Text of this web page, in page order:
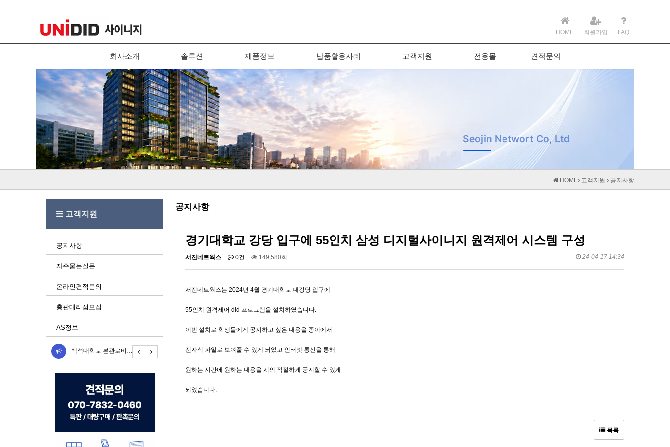
HOME 회원가입 FAQ
회사소개 솔루션 제품정보 납품활용사례 고객지원 전용몰 견적문의
HOME 고객지원 공지사항
공지사항
경기대학교 강당 입구에 55인치 삼성 디지털사이니지 원격제어 시스템 구성
서진네트웍스 0건 149,580회 24-04-17 14:34
서진네트웍스는 2024년 4월 경기대학교 대강당 입구에
55인치 원격제어 did 프로그램을 설치하였습니다.
이번 설치로 학생들에게 공지하고 싶은 내용을 종이에서
전자식 파일로 보여줄 수 있게 되었고 인터넷 통신을 통해
원하는 시간에 원하는 내용을 시의 적절하게 공지할 수 있게
되었습니다.
목록
고객지원
공지사항
자주묻는질문
온라인견적문의
총판대리점모집
AS정보
[DID 납품] 네이마르 방… 백석대학교 본관로비에 스탠드… 경기대학교 강당 입구에 55… [DID 납품] 네이마르 방… 백석대학교 본관로비에 스탠드…